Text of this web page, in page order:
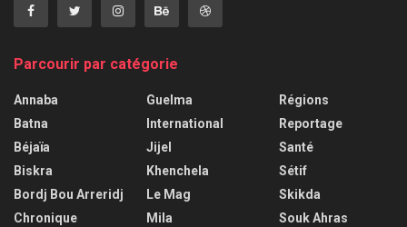
Parcourir par catégorie
Annaba
Batna
Béjaïa
Biskra
Bordj Bou Arreridj
Chronique
Guelma
International
Jijel
Khenchela
Le Mag
Mila
Régions
Reportage
Santé
Sétif
Skikda
Souk Ahras